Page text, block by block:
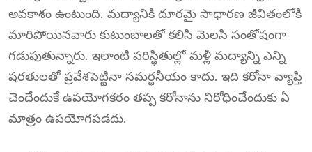
అవకాశం ఉంటుంది. మద్యానికి దూరమై సాధారణ జీవితంలోకి
మారిపోయినవారు కుటుంబాలతో కలిసి మెలసి సంతోషంగా
గడుపుతున్నారు. ఇలాంటి పరిస్థితుల్లో మళ్లీ మద్యాన్ని ఎన్ని
షరతులతో ప్రవేశపెట్టినా సమర్థనీయం కాదు. ఇది కరోనా వ్యాప్తి
చెందేందుకే ఉపయోగకరం తప్ప కరోనాను నిరోధించేందుకు ఏ
మాత్రం ఉపయోగపడదు.